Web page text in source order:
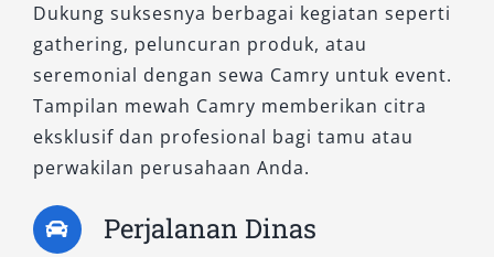
desainnya. Dari luar, tampilannya tampak
mewah dengan grille yang berkarakter dan
lampu LED futuristik. Di dalam kabin,
penumpang akan dimanjakan dengan fitur
panoramic view monitor, head-up display,
serta sistem hiburan mutakhir yang
menjadikan setiap perjalanan di Tegal lebih
menyenangkan dan produktif.
Dukung suksesnya berbagai kegiatan seperti
gathering, peluncuran produk, atau
seremonial dengan sewa Camry untuk event.
Tampilan mewah Camry memberikan citra
eksklusif dan profesional bagi tamu atau
perwakilan perusahaan Anda.
Perjalanan Dinas